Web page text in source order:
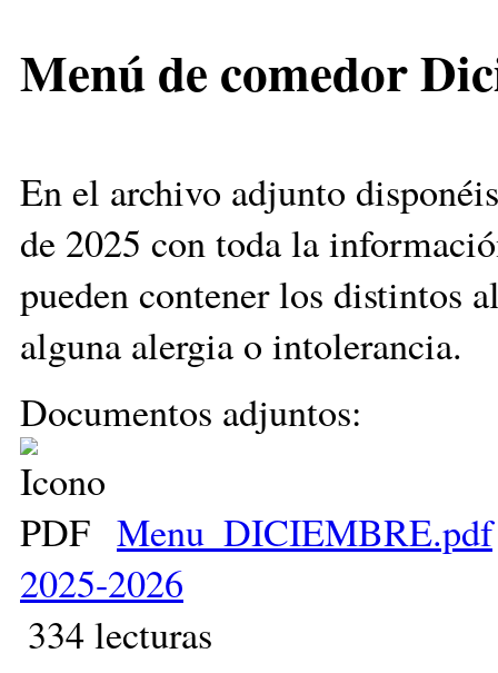
Menú de comedor
En el archivo adjunto
de 2025 con toda la
pueden contener los distintos
alguna alergia o intolerancia.
Documentos adjuntos:
Menu_DICIEMBRE.pdf
2025-2026
334 lecturas